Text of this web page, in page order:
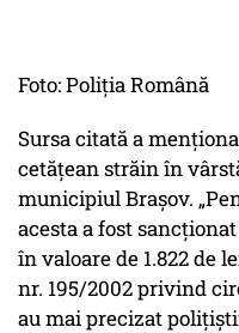
Foto: Poliția Română
Sursa citată a
cetățean străin în
municipiul Brașov.
acesta a fost
în valoare de 1.822 de
nr. 195/2002 privind
au mai precizat